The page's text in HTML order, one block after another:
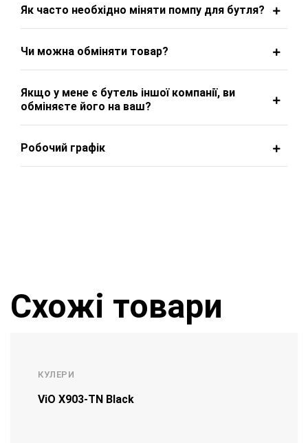
Як часто необхідно міняти помпу для бутля?
Чи можна обміняти товар?
Якщо у мене є бутель іншої компанії, ви
обміняєте його на ваш?
Робочий графік
Схожі товари
КУЛЕРИ
ViO Х903-TN Black